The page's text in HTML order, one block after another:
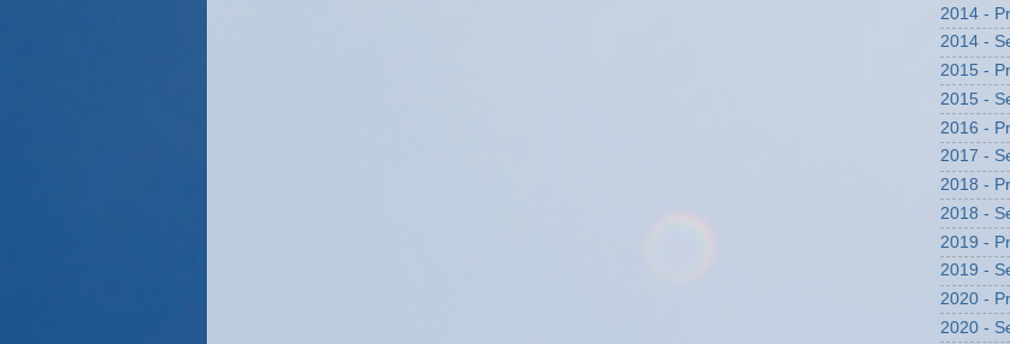
2014 -
2014 -
2015 -
2015 -
2016 -
2017 -
2018 -
2018 -
2019 -
2019 -
2020 -
2020 -